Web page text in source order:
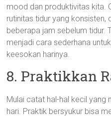
mood dan produktivitas kita.
rutinitas tidur yang
beberapa jam sebelum tidur.
menjadi cara sederhana
keesokan harinya.
8. Praktikkan
Mulai catat hal-hal kecil yang
hari. Praktik bersyukur bisa